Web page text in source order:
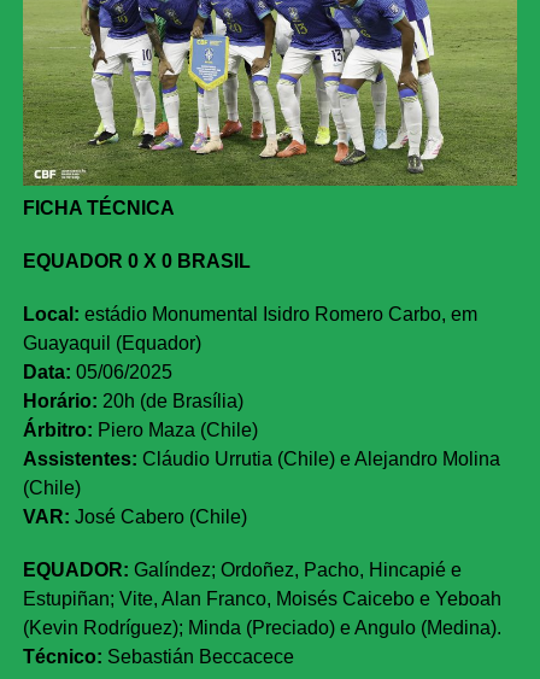
FICHA TÉCNICA
EQUADOR 0 X 0 BRASIL
Local: estádio Monumental Isidro Romero Carbo, em
Guayaquil (Equador)
Data: 05/06/2025
Horário: 20h (de Brasília)
Árbitro: Piero Maza (Chile)
Assistentes: Cláudio Urrutia (Chile) e Alejandro Molina
(Chile)
VAR: José Cabero (Chile)
EQUADOR: Galíndez; Ordoñez, Pacho, Hincapié e
Estupiñan; Vite, Alan Franco, Moisés Caicebo e Yeboah
(Kevin Rodríguez); Minda (Preciado) e Angulo (Medina).
Técnico: Sebastián Beccacece